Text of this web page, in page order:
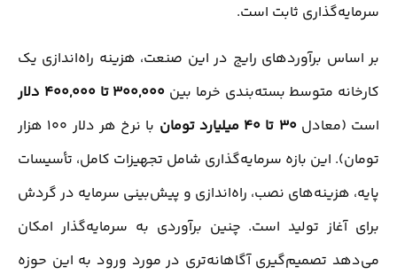
سرمایه‌گذاری ثابت است.
بر اساس برآوردهای رایج در این صنعت، هزینه راه‌اندازی یک
کارخانه متوسط بسته‌بندی خرما بین 300,000 تا 400,000 دلار
است (معادل30 تا 40 میلیارد تومان
با نرخ هر دلار 100 هزار
تومان). این بازه سرمایه‌گذاری شامل تجهیزات کامل، تأسیسات
پایه، هزینه‌های نصب، راه‌اندازی و پیش‌بینی سرمایه در گردش
برای آغاز تولید است. چنین برآوردی به سرمایه‌گذار امکان
می‌دهد تصمیم‌گیری آگاهانه‌تری در مورد ورود به این حوزه